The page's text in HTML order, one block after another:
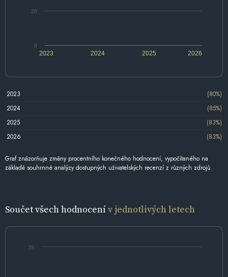
2024 2026
2023 2025
0
20
2023
(80%)
2024
(85%)
2025
(83%)
2026
(83%)
Graf znázorňuje změny procentního konečného hodnocení, vypočítaného na
základě souhrnné analýzy dostupných uživatelských recenzí z různých zdrojů.
Součet všech hodnocenív jednotlivých letech
35